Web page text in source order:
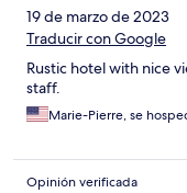
19 de marzo de 2023
Traducir con Google
Rustic hotel with nice
staff.
Marie-Pierre, se
Opinión verificada